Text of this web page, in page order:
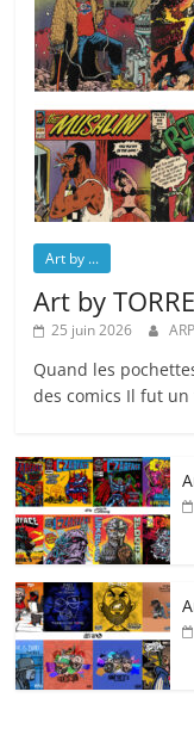
Art by ...
Art by
25 juin 2026
Quand les
des comics Il fut un